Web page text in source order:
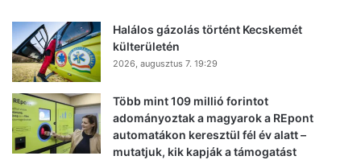
Halálos gázolás történt Kecskemét
külterületén
2026, augusztus 7. 19:29
Több mint 109 millió forintot
adományoztak a magyarok a REpont
automatákon keresztül fél év alatt –
mutatjuk, kik kapják a támogatást